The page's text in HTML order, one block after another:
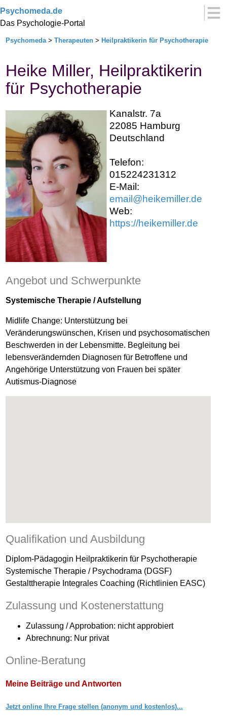
Psychomeda.de
Das Psychologie-Portal
Psychomeda>Therapeuten > Heilpraktikerin für Psychotherapie
Heike Miller, Heilpraktikerin
für Psychotherapie
Kanalstr. 7a
22085 Hamburg
Deutschland
Telefon:
015224231312
E-Mail:
email@heikemiller.de
Web:
https://heikemiller.de
Angebot und Schwerpunkte
Systemische Therapie / Aufstellung
Midlife Change: Unterstützung bei
Veränderungswünschen, Krisen und psychosomatischen
Beschwerden in der Lebensmitte. Begleitung bei
lebensverändernden Diagnosen für Betroffene und
Angehörige Unterstützung von Frauen bei später
Autismus-Diagnose
Qualifikation und Ausbildung
Diplom-Pädagogin Heilpraktikerin für Psychotherapie
Systemische Therapie / Psychodrama (DGSF)
Gestalttherapie Integrales Coaching (Richtlinien EASC)
Zulassung und Kostenerstattung
Zulassung / Approbation: nicht approbiert
Abrechnung: Nur privat
Online-Beratung